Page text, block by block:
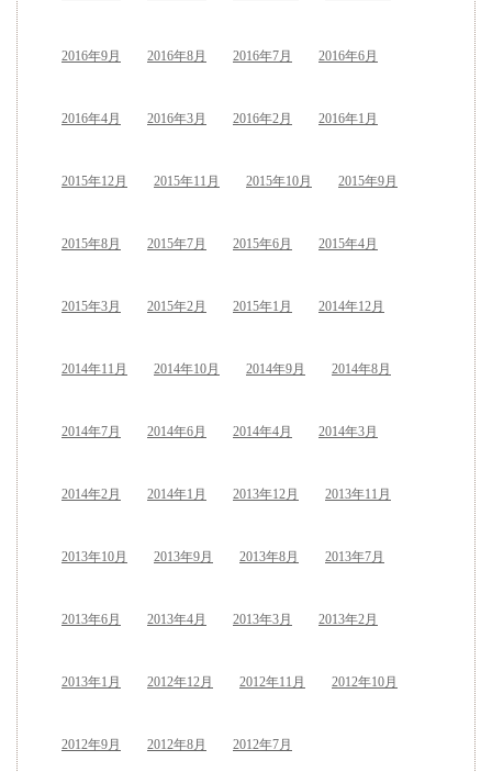
2016年9月 2016年8月 2016年7月 2016年6月
2016年4月 2016年3月 2016年2月 2016年1月
2015年12月 2015年11月 2015年10月 2015年9月
2015年8月 2015年7月 2015年6月 2015年4月
2015年3月 2015年2月 2015年1月 2014年12月
2014年11月 2014年10月 2014年9月 2014年8月
2014年7月 2014年6月 2014年4月 2014年3月
2014年2月 2014年1月 2013年12月 2013年11月
2013年10月 2013年9月 2013年8月 2013年7月
2013年6月 2013年4月 2013年3月 2013年2月
2013年1月 2012年12月 2012年11月 2012年10月
2012年9月 2012年8月 2012年7月